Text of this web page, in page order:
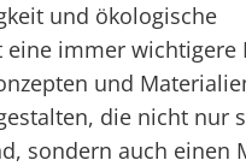
und ökologische
eine immer wichtigere
und
die nicht nur
sondern auch einen